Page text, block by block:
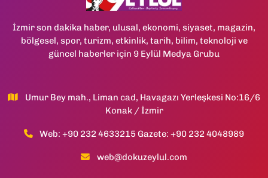
İzmir son dakika haber, ulusal, ekonomi, siyaset, magazin,
bölgesel, spor, turizm, etkinlik, tarih, bilim, teknoloji ve
güncel haberler için 9 Eylül Medya Grubu
Umur Bey mah., Liman cad, Havagazı Yerleşkesi No:16/6
Konak / İzmir
Web: +90 232 4633215 Gazete: +90 232 4048989
web@dokuzeylul.com